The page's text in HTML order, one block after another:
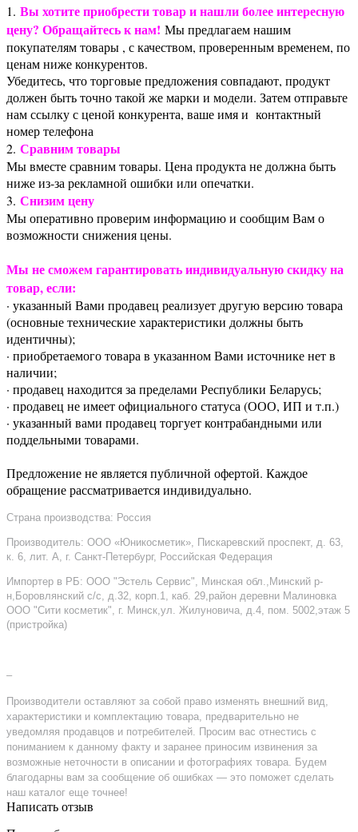
1. Вы хотите приобрести товар и нашли более интересную
цену? Обращайтесь к нам! Мы предлагаем нашим
покупателям товары , с качеством, проверенным временем, по
ценам ниже конкурентов.
Убедитесь, что торговые предложения совпадают, продукт
должен быть точно такой же марки и модели. Затем отправьте
нам ссылку с ценой конкурента, ваше имя и контактный
номер телефона
2. Сравним товары
Мы вместе сравним товары. Цена продукта не должна быть
ниже из-за рекламной ошибки или опечатки.
3. Снизим цену
Мы оперативно проверим информацию и сообщим Вам о
возможности снижения цены.
Мы не сможем гарантировать индивидуальную скидку на
товар, если:
· указанный Вами продавец реализует другую версию товара
(основные технические характеристики должны быть
идентичны);
· приобретаемого товара в указанном Вами источнике нет в
наличии;
· продавец находится за пределами Республики Беларусь;
· продавец не имеет официального статуса (ООО, ИП и т.п.)
· указанный вами продавец торгует контрабандными или
поддельными товарами.
Предложение не является публичной офертой. Каждое
обращение рассматривается индивидуально.
Страна производства: Россия
Производитель: ООО «Юникосметик», Пискаревский проспект, д. 63,
к. 6, лит. А, г. Санкт-Петербург, Российская Федерация
Импортер в РБ: ООО "Эстель Сервис", Минская обл.,Минский р-
н,Боровлянский с/с, д.32, корп.1, каб. 29,район деревни Малиновка
ООО "Сити косметик", г. Минск,ул. Жилуновича, д.4, пом. 5002,этаж 5
(пристройка)
–
Производители оставляют за собой право изменять внешний вид,
характеристики и комплектацию товара, предварительно не
уведомляя продавцов и потребителей. Просим вас отнестись с
пониманием к данному факту и заранее приносим извинения за
возможные неточности в описании и фотографиях товара. Будем
благодарны вам за сообщение об ошибках — это поможет сделать
наш каталог еще точнее!
Написать отзыв